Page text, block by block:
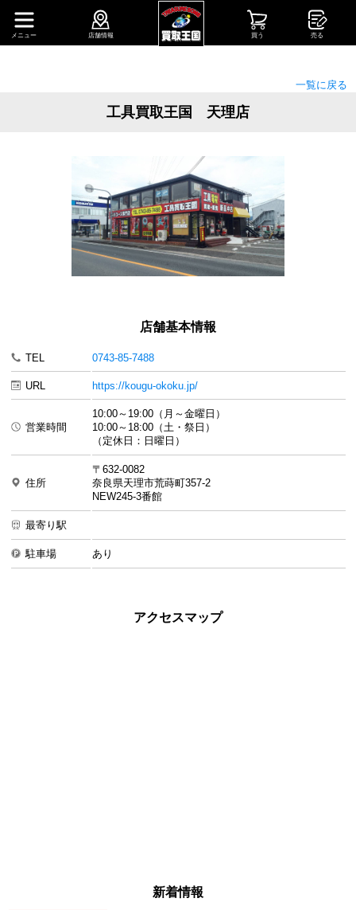
店舗情報 買う 売る
メニュー
一覧に戻る
工具買取王国 天理店
店舗基本情報
TEL 0743-85-7488
URL https://kougu-okoku.jp/
営業時間
10:00～19:00（月～金曜日）
10:00～18:00（土・祭日）
（定休日：日曜日）
住所
〒632-0082
奈良県天理市荒蒔町357-2
NEW245-3番館
最寄り駅
駐車場 あり
アクセスマップ
新着情報